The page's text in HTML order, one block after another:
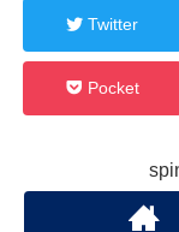
Twitter
Pocket